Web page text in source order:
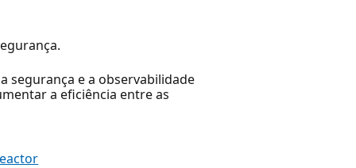
segurança e a observabilidade
a eficiência entre as